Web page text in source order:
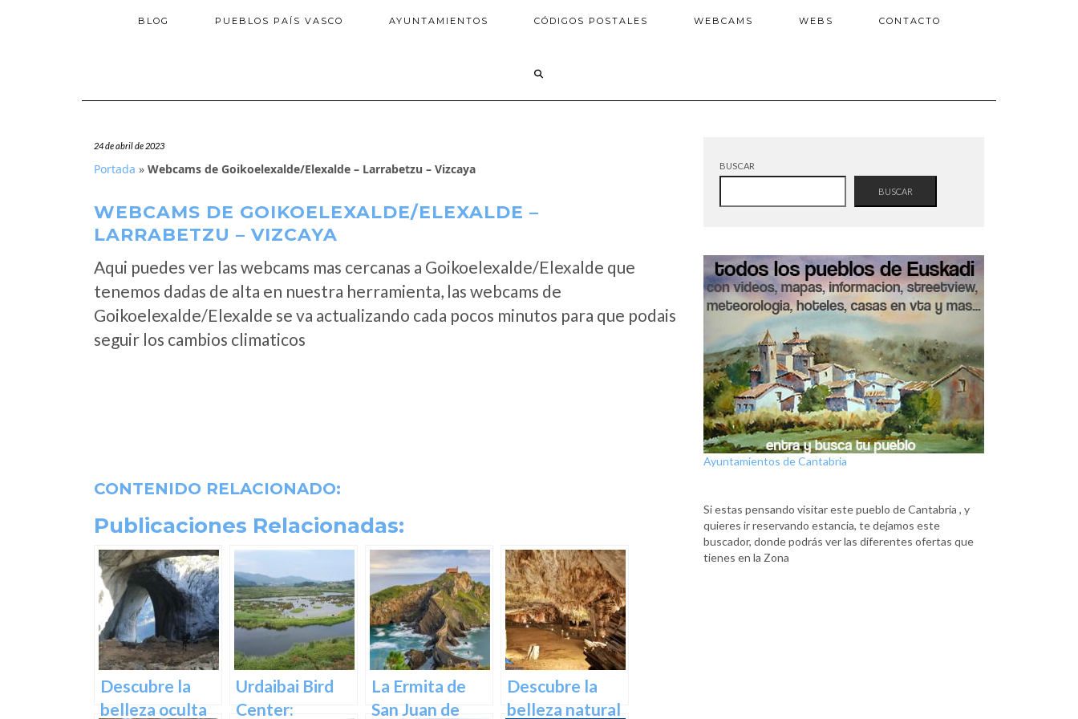
BLOG PUEBLOS PAÍS VASCO AYUNTAMIENTOS CÓDIGOS POSTALES WEBCAMS WEBS CONTACTO
24 de abril de 2023
Portada » Webcams de Goikoelexalde/Elexalde – Larrabetzu – Vizcaya
WEBCAMS DE GOIKOELEXALDE/ELEXALDE –
LARRABETZU – VIZCAYA
Aqui puedes ver las webcams mas cercanas a Goikoelexalde/Elexalde que
tenemos dadas de alta en nuestra herramienta, las webcams de
Goikoelexalde/Elexalde se va actualizando cada pocos minutos para que podais
seguir los cambios climaticos
CONTENIDO RELACIONADO:
Publicaciones Relacionadas:
Descubre la
belleza oculta
Urdaibai Bird
Center:
La Ermita de
San Juan de
Descubre la
belleza natural
BUSCAR
BUSCAR
Ayuntamientos de Cantabria
Si estas pensando visitar este pueblo de Cantabria , y
quieres ir reservando estancia, te dejamos este
buscador, donde podrás ver las diferentes ofertas que
tienes en la Zona